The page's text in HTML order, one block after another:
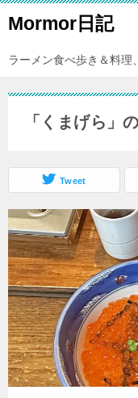
Mormor日記
ラーメン食べ歩き＆料理
「くまげら」
Tweet